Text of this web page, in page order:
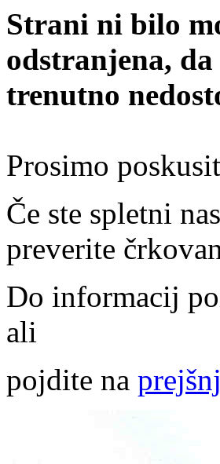
Strani ni bilo
odstranjena,
trenutno
Prosimo
Če ste spletni
preverite
Do informacij
ali
pojdite na